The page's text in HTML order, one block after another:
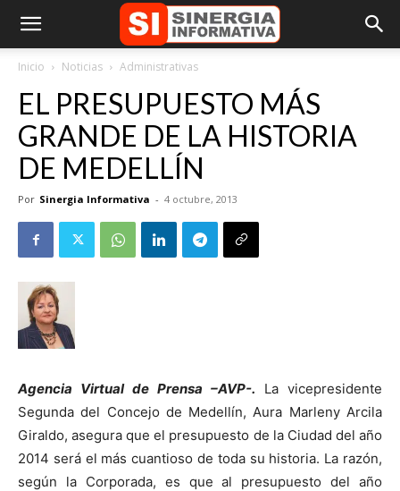
Inicio Noticias Administrativas
EL PRESUPUESTO MÁS
GRANDE DE LA HISTORIA
DE MEDELLÍN
Por Sinergia Informativa - 4 octubre, 2013
Agencia Virtual de Prensa –AVP-. La vicepresidente
Segunda del Concejo de Medellín, Aura Marleny Arcila
Giraldo, asegura que el presupuesto de la Ciudad del año
2014 será el más cuantioso de toda su historia. La razón,
según la Corporada, es que al presupuesto del año